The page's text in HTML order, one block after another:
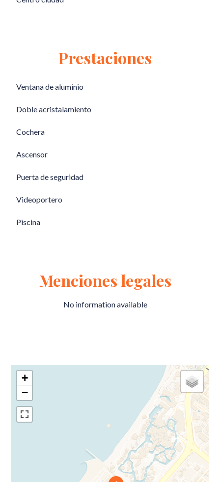
Prestaciones
Ventana de aluminio
Doble acristalamiento
Cochera
Ascensor
Puerta de seguridad
Videoportero
Piscina
Menciones legales
No information available
+
−